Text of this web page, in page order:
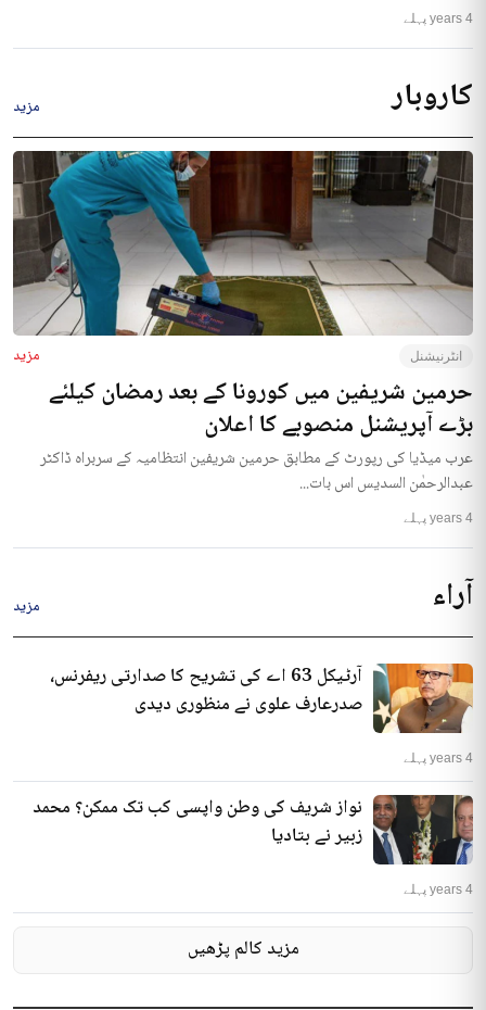
4 years پہلے
کاروبار مزید
انٹرنیشنل مزید
حرمین شریفین میں کورونا کے بعد رمضان کیلئے
بڑے آپریشنل منصوبے کا اعلان
عرب میڈیا کی رپورٹ کے مطابق حرمین شریفین انتظامیہ کے سربراہ ڈاکٹر
عبدالرحمٰن السدیس اس بات...
4 years پہلے
آراء مزید
آرٹیکل 63 اے کی تشریح کا صدارتی ریفرنس،
صدرعارف علوی نے منظوری دیدی
4 years پہلے
نواز شریف کی وطن واپسی کب تک ممکن؟ محمد
زبیر نے بتادیا
4 years پہلے
مزید کالم پڑھیں